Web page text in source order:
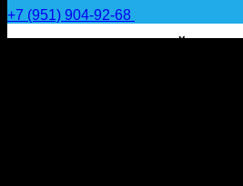
+7 (951) 904-92-68